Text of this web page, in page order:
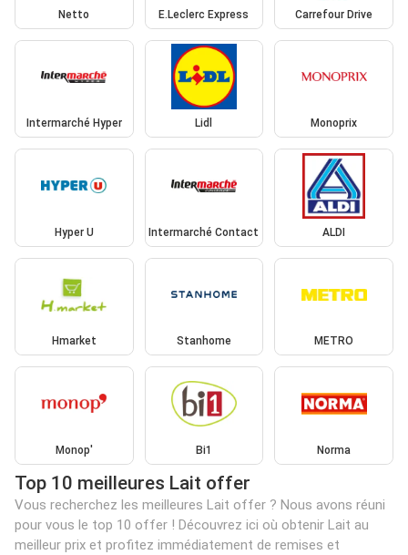
Netto E.Leclerc Express Carrefour Drive
Intermarché Hyper Lidl Monoprix
Hyper U Intermarché Contact ALDI
Hmarket Stanhome METRO
Monop' Bi1 Norma
Top 10 meilleures Lait offer
Vous recherchez les meilleures Lait offer ? Nous avons réuni
pour vous le top 10 offer ! Découvrez ici où obtenir Lait au
meilleur prix et profitez immédiatement de remises et